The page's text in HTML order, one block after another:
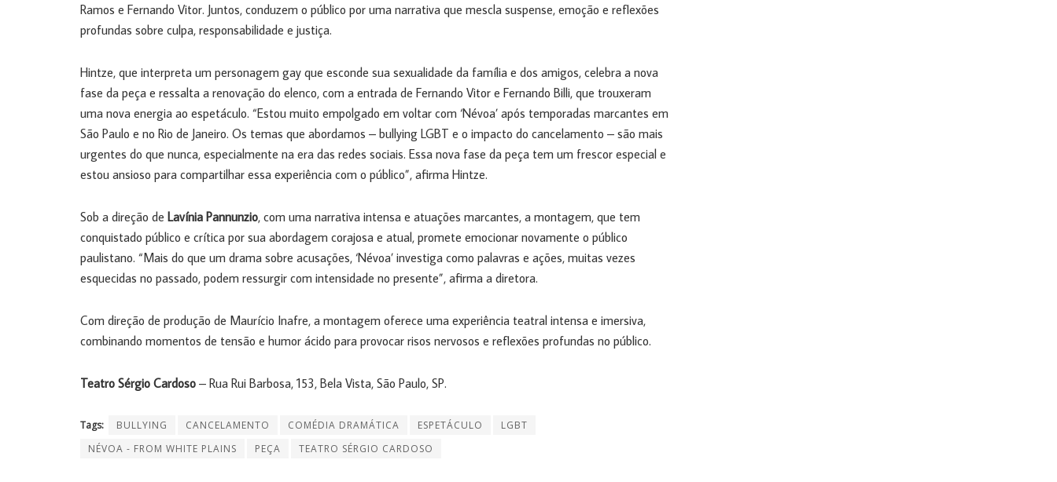
Ramos e Fernando Vitor. Juntos, conduzem o público por uma narrativa que mescla suspense, emoção e reflexões
profundas sobre culpa, responsabilidade e justiça.
Hintze, que interpreta um personagem gay que esconde sua sexualidade da família e dos amigos, celebra a nova
fase da peça e ressalta a renovação do elenco, com a entrada de Fernando Vitor e Fernando Billi, que trouxeram
uma nova energia ao espetáculo. “Estou muito empolgado em voltar com ‘Névoa’ após temporadas marcantes em
São Paulo e no Rio de Janeiro. Os temas que abordamos – bullying LGBT e o impacto do cancelamento – são mais
urgentes do que nunca, especialmente na era das redes sociais. Essa nova fase da peça tem um frescor especial e
estou ansioso para compartilhar essa experiência com o público”, afirma Hintze.
Sob a direção de Lavínia Pannunzio, com uma narrativa intensa e atuações marcantes, a montagem, que tem
conquistado público e crítica por sua abordagem corajosa e atual, promete emocionar novamente o público
paulistano. “Mais do que um drama sobre acusações, ‘Névoa’ investiga como palavras e ações, muitas vezes
esquecidas no passado, podem ressurgir com intensidade no presente”, afirma a diretora.
Com direção de produção de Maurício Inafre, a montagem oferece uma experiência teatral intensa e imersiva,
combinando momentos de tensão e humor ácido para provocar risos nervosos e reflexões profundas no público.
Teatro Sérgio Cardoso – Rua Rui Barbosa, 153, Bela Vista, São Paulo, SP.
Tags: BULLYING CANCELAMENTO COMÉDIA DRAMÁTICA ESPETÁCULO
LGBT
NÉVOA - FROM WHITE PLAINS
PEÇA TEATRO SÉRGIO CARDOSO